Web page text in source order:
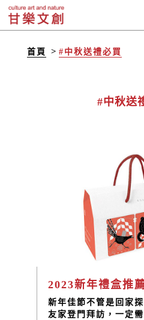
首頁 #中秋送禮必買
#中秋送
新年佳節不管是回家
友家登門拜訪，一定